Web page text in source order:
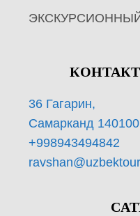
36 Гагарин,
Самарканд
+998943494842